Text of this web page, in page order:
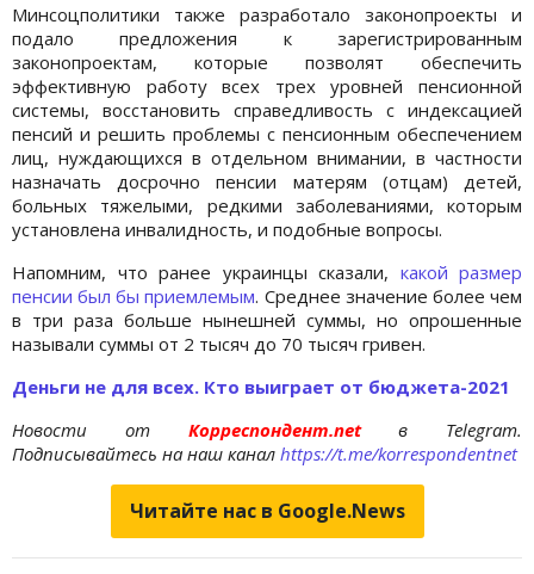
Минсоцполитики также разработало законопроекты и
подало предложения к зарегистрированным
законопроектам, которые позволят обеспечить
эффективную работу всех трех уровней пенсионной
системы, восстановить справедливость с индексацией
пенсий и решить проблемы с пенсионным обеспечением
лиц, нуждающихся в отдельном внимании, в частности
назначать досрочно пенсии матерям (отцам) детей,
больных тяжелыми, редкими заболеваниями, которым
установлена инвалидность, и подобные вопросы.
Напомним, что ранее украинцы сказали, какой размер
пенсии был бы приемлемым. Среднее значение более чем
в три раза больше нынешней суммы, но опрошенные
называли суммы от 2 тысяч до 70 тысяч гривен.
Деньги не для всех. Кто выиграет от бюджета-2021
Новости отКорреспондент.netв Telegram.
Подписывайтесь на наш канал https://t.me/korrespondentnet
Читайте нас в Google.News